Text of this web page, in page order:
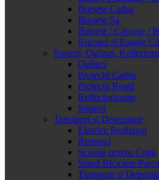
Borsete Cadru
Borsete Șa
Borsete / Carcase /
Rucsaci și Bagaje
Sonerii, Oglinzi,
Oglinzi
Protecții Cadru
Protecții Roată
Reflectorizante
Sonerii
Transport și Depozitare
Elastice Portbagaj
Remorci
Scaune pentru Copii
Stand Biciclete/
Transport si